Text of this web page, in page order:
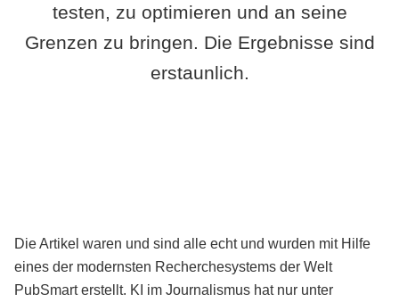
testen, zu optimieren und an seine
Grenzen zu bringen. Die Ergebnisse sind
erstaunlich.
Die Artikel waren und sind alle echt und wurden mit Hilfe
eines der modernsten Recherchesystems der Welt
PubSmart erstellt. KI im Journalismus hat nur unter